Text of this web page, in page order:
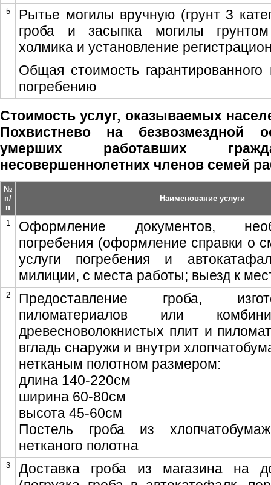
5
Рытье могилы вручную (грунт 3
гроба и засыпка могилы
холмика и установление
Общая стоимость гарантированного
погребению
Стоимость услуг, оказываемых
Похвистнево на безвозмездной
умерших работавших
несовершеннолетних членов семей
№
п/
п
Наименование услуги
1
Оформление документов,
погребения (оформление справки о
услуги погребения и
милиции, с места работы; выезд к
2
Предоставление гроба,
пиломатериалов или
древесноволокнистых плит и
вгладь снаружи и внутри
нетканым полотном размером:
длина 140-220см
ширина 60-80см
высота 45-60см
Постель гроба из
нетканого полотна
3
Доставка гроба из магазина на